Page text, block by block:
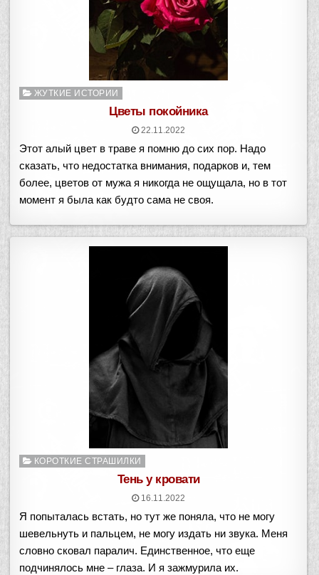
Опубликовано
ЖУТКИЕ ИСТОРИИ
Цветы покойника
22.11.2022
Этот алый цвет в траве я помню до сих пор. Надо
сказать, что недостатка внимания, подарков и, тем
более, цветов от мужа я никогда не ощущала, но в тот
момент я была как будто сама не своя.
Опубликовано
КОРОТКИЕ СТРАШИЛКИ
Тень у кровати
16.11.2022
Я попыталась встать, но тут же поняла, что не могу
шевельнуть и пальцем, не могу издать ни звука. Меня
словно сковал паралич. Единственное, что еще
подчинялось мне – глаза. И я зажмурила их.